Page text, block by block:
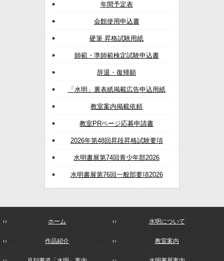
年間予定表
会館使用申込書
硬筆 昇格試験用紙
師範・準師範検定試験申込書
辞退・復帰願
「水明」裏表紙掲載広告申込用紙
教室案内掲載依頼
教室PRページ応募申請書
2026年第48回昇段昇格試験要項
水明書展第74回青少年部2026
水明書展第76回一般部要項2026
ホーム 水明について
作品紹介 教室案内